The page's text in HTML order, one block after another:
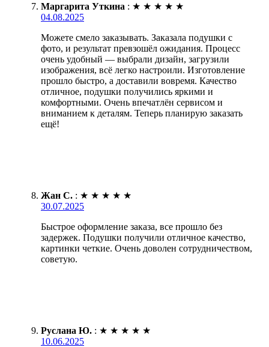
Маргарита Уткина : ★ ★ ★ ★ ★
04.08.2025
Можете смело заказывать. Заказала подушки с
фото, и результат превзошёл ожидания. Процесс
очень удобный — выбрали дизайн, загрузили
изображения, всё легко настроили. Изготовление
прошло быстро, а доставили вовремя. Качество
отличное, подушки получились яркими и
комфортными. Очень впечатлён сервисом и
вниманием к деталям. Теперь планирую заказать
ещё!
Жан С. : ★ ★ ★ ★ ★
30.07.2025
Быстрое оформление заказа, все прошло без
задержек. Подушки получили отличное качество,
картинки четкие. Очень доволен сотрудничеством,
советую.
Руслана Ю. : ★ ★ ★ ★ ★
10.06.2025